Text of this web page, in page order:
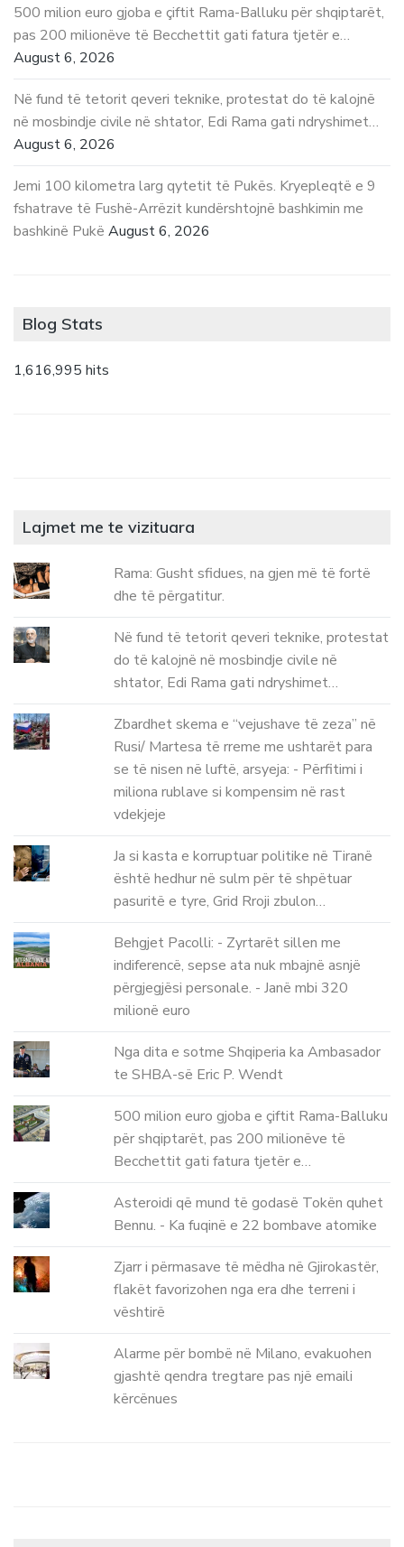
500 milion euro gjoba e çiftit Rama-Balluku për shqiptarët,
pas 200 milionëve të Becchettit gati fatura tjetër e…
August 6, 2026
Në fund të tetorit qeveri teknike, protestat do të kalojnë
në mosbindje civile në shtator, Edi Rama gati ndryshimet…
August 6, 2026
Jemi 100 kilometra larg qytetit të Pukës. Kryepleqtë e 9
fshatrave të Fushë-Arrëzit kundërshtojnë bashkimin me
bashkinë Pukë August 6, 2026
Blog Stats
1,616,995 hits
Lajmet me te vizituara
Rama: Gusht sfidues, na gjen më të fortë
dhe të përgatitur.
Në fund të tetorit qeveri teknike, protestat
do të kalojnë në mosbindje civile në
shtator, Edi Rama gati ndryshimet…
Zbardhet skema e “vejushave të zeza” në
Rusi/ Martesa të rreme me ushtarët para
se të nisen në luftë, arsyeja: - Përfitimi i
miliona rublave si kompensim në rast
vdekjeje
Ja si kasta e korruptuar politike në Tiranë
është hedhur në sulm për të shpëtuar
pasuritë e tyre, Grid Rroji zbulon…
Behgjet Pacolli: - Zyrtarët sillen me
indiferencë, sepse ata nuk mbajnë asnjë
përgjegjësi personale. - Janë mbi 320
milionë euro
Nga dita e sotme Shqiperia ka Ambasador
te SHBA-së Eric P. Wendt
500 milion euro gjoba e çiftit Rama-Balluku
për shqiptarët, pas 200 milionëve të
Becchettit gati fatura tjetër e…
Asteroidi që mund të godasë Tokën quhet
Bennu. - Ka fuqinë e 22 bombave atomike
Zjarr i përmasave të mëdha në Gjirokastër,
flakët favorizohen nga era dhe terreni i
vështirë
Alarme për bombë në Milano, evakuohen
gjashtë qendra tregtare pas një emaili
kërcënues